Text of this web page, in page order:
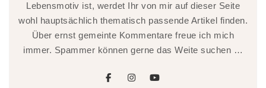
Lebensmotiv ist, werdet Ihr von mir auf dieser Seite
wohl hauptsächlich thematisch passende Artikel finden.
Über ernst gemeinte Kommentare freue ich mich
immer. Spammer können gerne das Weite suchen …